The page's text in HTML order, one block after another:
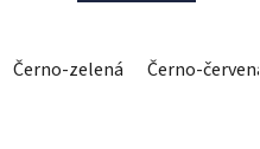
Černo-zelená Černo-červená